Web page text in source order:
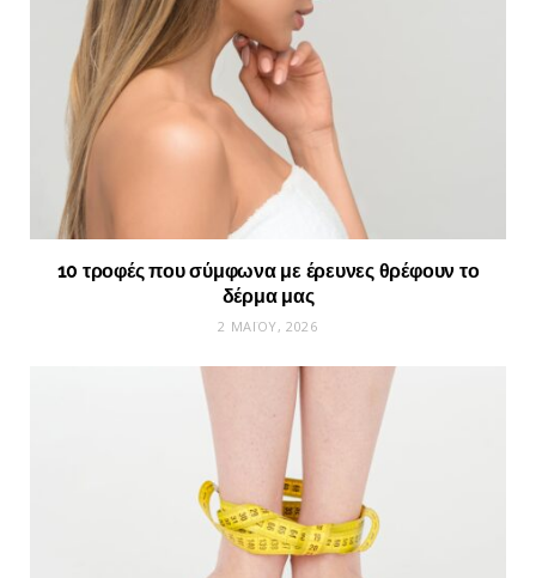
10 τροφές που σύμφωνα με έρευνες θρέφουν το
δέρμα μας
2 ΜΑΪ́ΟΥ, 2026